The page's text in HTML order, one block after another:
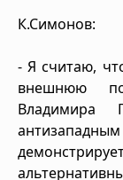
К.Симонов:
- Я считаю,
внешнюю
Владимира